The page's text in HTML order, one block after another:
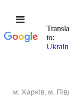
м. Харків, м.